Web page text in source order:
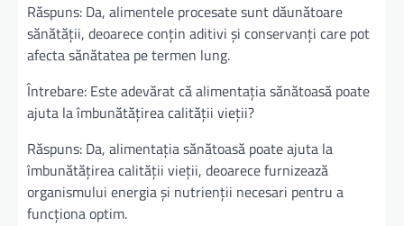
Răspuns: Da, alimentele procesate sunt dăunătoare
sănătății, deoarece conțin aditivi și conservanți care pot
afecta sănătatea pe termen lung.
Întrebare: Este adevărat că alimentația sănătoasă poate
ajuta la îmbunătățirea calității vieții?
Răspuns: Da, alimentația sănătoasă poate ajuta la
îmbunătățirea calității vieții, deoarece furnizează
organismului energia și nutrienții necesari pentru a
funcționa optim.